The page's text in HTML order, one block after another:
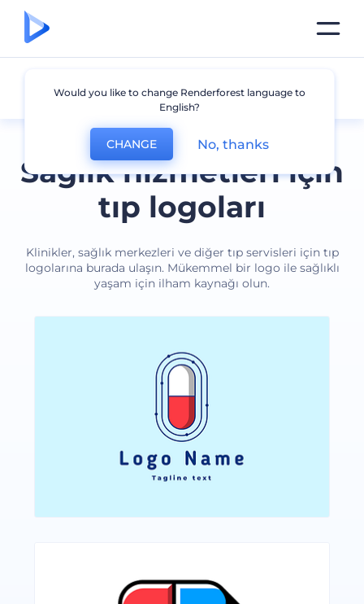
Sağlık hizmetleri için
tıp logoları
Klinikler, sağlık merkezleri ve diğer tıp servisleri için tıp
logolarına burada ulaşın. Mükemmel bir logo ile sağlıklı
yaşam için ilham kaynağı olun.
Tıp
Would you like to change Renderforest language to
English?
CHANGE No, thanks